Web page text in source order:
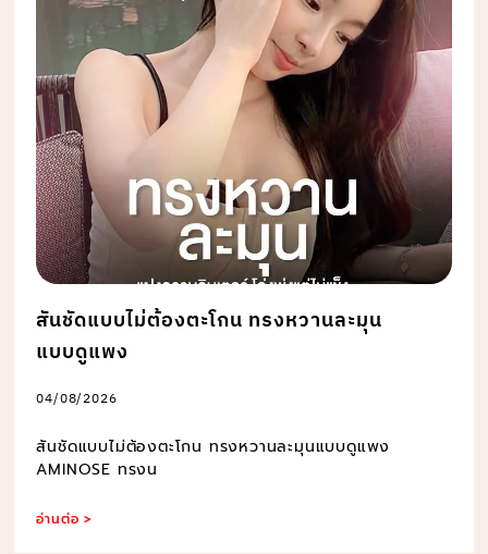
สันชัดแบบไม่ต้องตะโกน ทรงหวานละมุน
แบบดูแพง
04/08/2026
สันชัดแบบไม่ต้องตะโกน ทรงหวานละมุนแบบดูแพง
AMINOSE ทรงน
อ่านต่อ >